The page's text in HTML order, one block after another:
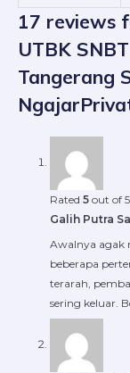
17 reviews
UTBK
Tangerang
Rated 5 out of 5
Galih Putra
Awalnya agak
beberapa
terarah,
sering keluar.